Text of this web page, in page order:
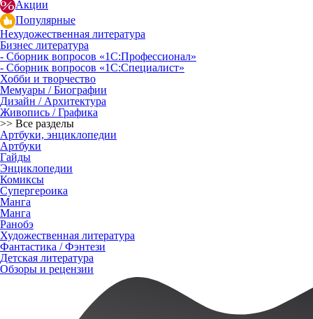
Акции
Популярные
Нехудожественная литература
Бизнес литература
- Сборник вопросов «1С:Профессионал»
- Сборник вопросов «1С:Специалист»
Хобби и творчество
Мемуары / Биографии
Дизайн / Архитектура
Живопись / Графика
>> Все разделы
Артбуки, энциклопедии
Артбуки
Гайды
Энциклопедии
Комиксы
Супергероика
Манга
Манга
Ранобэ
Художественная литература
Фантастика / Фэнтези
Детская литература
Обзоры и рецензии